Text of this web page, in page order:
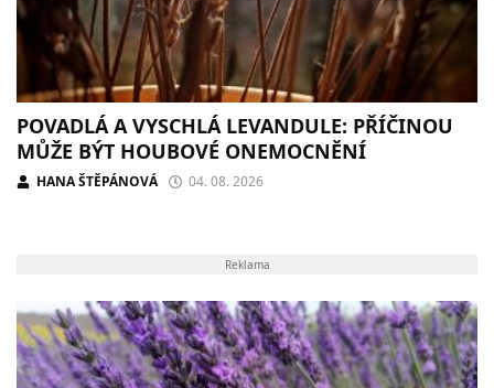
POVADLÁ A VYSCHLÁ LEVANDULE: PŘÍČINOU
MŮŽE BÝT HOUBOVÉ ONEMOCNĚNÍ
HANA ŠTĚPÁNOVÁ 04. 08. 2026
Reklama